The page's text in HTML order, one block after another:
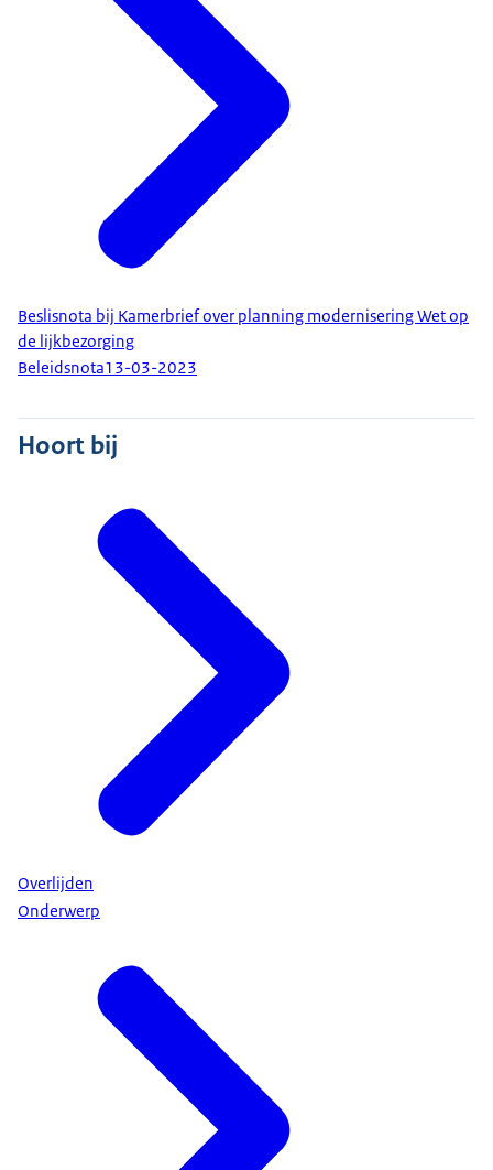
Beslisnota bij Kamerbrief over planning modernisering Wet op
de lijkbezorging
Beleidsnota13-03-2023
Hoort bij
Overlijden
Onderwerp